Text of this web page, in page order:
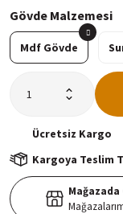
Gövde Malzemesi
Mdf Gövde
Ücretsiz Kargo
Kargoya Teslim
Mağazada